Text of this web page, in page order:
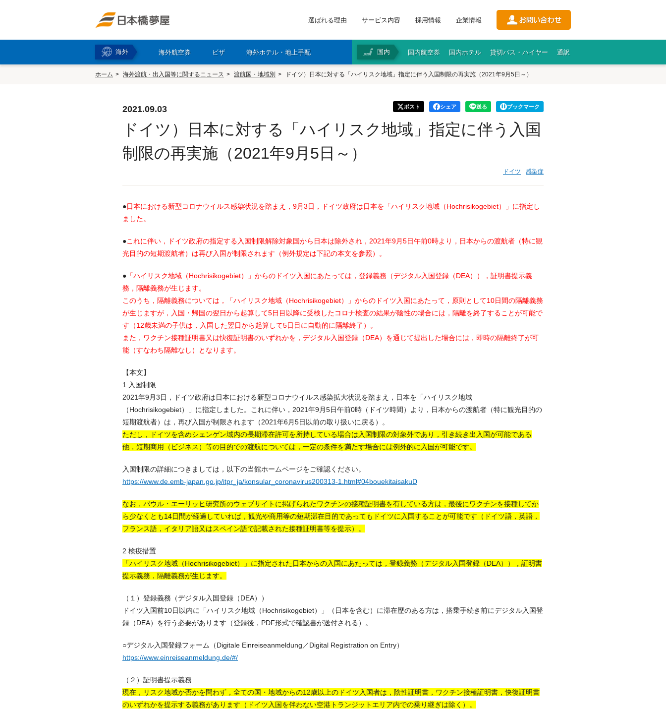
選ばれる理由 サービス内容 採用情報 企業情報
海外 海外航空券 ビザ 海外ホテル・地上手配 国内 国内航空券 国内ホテル 貸切バス・ハイヤー 通訳
ホーム 海外渡航・出入国等に関するニュース 渡航国・地域別 ドイツ）日本に対する「ハイリスク地域」指定に伴う入国制限の再実施（2021年9月5日～）
ポスト シェア 送る ブックマーク
2021.09.03
ドイツ）日本に対する「ハイリスク地域」指定に伴う入国
制限の再実施（2021年9月5日～）
ドイツ 感染症
●日本における新型コロナウイルス感染状況を踏まえ，9月3日，ドイツ政府は日本を「ハイリスク地域（Hochrisikogebiet）」に指定し
ました。
●これに伴い，ドイツ政府の指定する入国制限解除対象国から日本は除外され，2021年9月5日午前0時より，日本からの渡航者（特に観
光目的の短期渡航者）は再び入国が制限されます（例外規定は下記の本文を参照）。
● 「ハイリスク地域（Hochrisikogebiet）」からのドイツ入国にあたっては，登録義務（デジタル入国登録（DEA）），証明書提示義
務，隔離義務が生じます。
このうち，隔離義務については，「ハイリスク地域（Hochrisikogebiet）」からのドイツ入国にあたって，原則として10日間の隔離義務
が生じますが，入国・帰国の翌日から起算して5日目以降に受検したコロナ検査の結果が陰性の場合には，隔離を終了することが可能で
す（12歳未満の子供は，入国した翌日から起算して5日目に自動的に隔離終了）。
また，ワクチン接種証明書又は快復証明書のいずれかを，デジタル入国登録（DEA）を通じて提出した場合には，即時の隔離終了が可
能（すなわち隔離なし）となります。
【本文】
1 入国制限
2021年9月3日，ドイツ政府は日本における新型コロナウイルス感染拡大状況を踏まえ，日本を「ハイリスク地域
（Hochrisikogebiet）」に指定しました。これに伴い，2021年9月5日午前0時（ドイツ時間）より，日本からの渡航者（特に観光目的の
短期渡航者）は，再び入国が制限されます（2021年6月5日以前の取り扱いに戻る）。
ただし，ドイツを含めシェンゲン域内の長期滞在許可を所持している場合は入国制限の対象外であり，引き続き出入国が可能である
他，短期商用（ビジネス）等の目的での渡航については，一定の条件を満たす場合には例外的に入国が可能です。
入国制限の詳細につきましては，以下の当館ホームページをご確認ください。
https://www.de.emb-japan.go.jp/itpr_ja/konsular_coronavirus200313-1.html#04bouekitaisakuD
なお，パウル・エーリッヒ研究所のウェブサイトに掲げられたワクチンの接種証明書を有している方は，最後にワクチンを接種してか
ら少なくとも14日間が経過していれば，観光や商用等の短期滞在目的であってもドイツに入国することが可能です（ドイツ語，英語，
フランス語，イタリア語又はスペイン語で記載された接種証明書等を提示）。
2 検疫措置
「ハイリスク地域（Hochrisikogebiet）」に指定された日本からの入国にあたっては，登録義務（デジタル入国登録（DEA）），証明書
提示義務，隔離義務が生じます。
（１）登録義務（デジタル入国登録（DEA））
ドイツ入国前10日以内に「ハイリスク地域（Hochrisikogebiet）」（日本を含む）に滞在歴のある方は，搭乗手続き前にデジタル入国登
録（DEA）を行う必要があります（登録後，PDF形式で確認書が送付される）。
○デジタル入国登録フォーム（Digitale Einreiseanmeldung／Digital Registration on Entry）
https://www.einreiseanmeldung.de/#/
（２）証明書提示義務
現在，リスク地域か否かを問わず，全ての国・地域からの12歳以上のドイツ入国者は，陰性証明書，ワクチン接種証明書，快復証明書
のいずれかを提示する義務があります（ドイツ入国を伴わない空港トランジットエリア内での乗り継ぎは除く）。